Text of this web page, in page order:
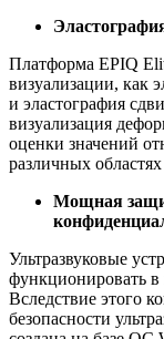
Платформа EPIQ
визуализации, как
и эластография
визуализация
оценки значений
различных
Мощная
Ультразвуковые
функционировать в
Вследствие этого
безопасности